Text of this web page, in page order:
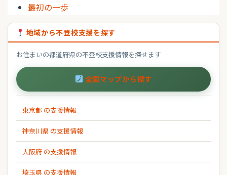
最初の一歩
地域から不登校支援を探す
お住まいの都道府県の不登校支援情報を探せます
全国マップから探す
東京都 の支援情報
神奈川県 の支援情報
大阪府 の支援情報
埼玉県 の支援情報